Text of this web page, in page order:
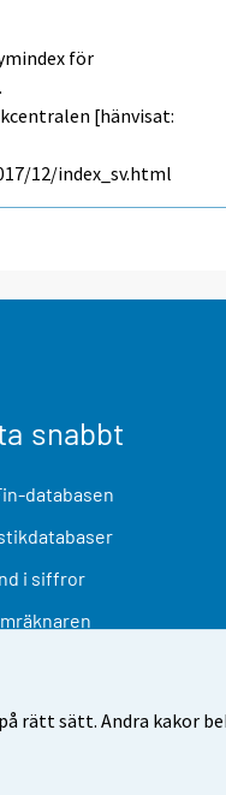
rätt sätt. Andra kakor
för
[hänvisat:
12/index_sv.html
snabbt
databasen
i siffror